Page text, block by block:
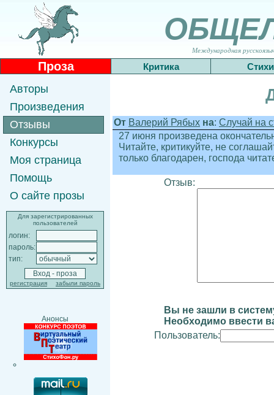
Международная
Проза Критика Стихи
Авторы
Произведения
Отзывы
Конкурсы
Моя страница
Помощь
О сайте прозы
Для зарегистрированных
пользователей
логин:
пароль:
тип:
регистрация забыли пароль
Анонсы
От Валерий Рябых на: Случай на
27 июня произведена
Читайте, критикуйте, не
только благодарен, господа
Отзыв:
Вы не зашли в
Необходимо ввести
Пользователь: